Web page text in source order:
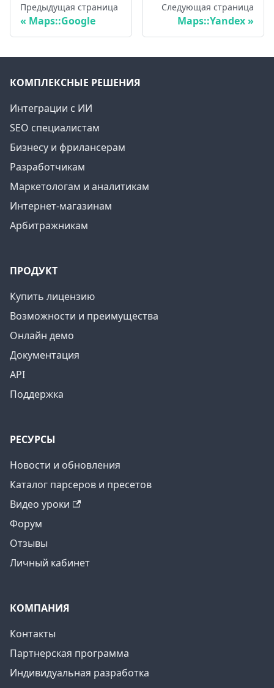
Предыдущая страница
Maps::Google
Следующая страница
Maps::Yandex
КОМПЛЕКСНЫЕ РЕШЕНИЯ
Интеграции с ИИ
SEO специалистам
Бизнесу и фрилансерам
Разработчикам
Маркетологам и аналитикам
Интернет-магазинам
Арбитражникам
ПРОДУКТ
Купить лицензию
Возможности и преимущества
Онлайн демо
Документация
API
Поддержка
РЕСУРСЫ
Новости и обновления
Каталог парсеров и пресетов
Видео уроки
Форум
Отзывы
Личный кабинет
КОМПАНИЯ
Контакты
Партнерская программа
Индивидуальная разработка